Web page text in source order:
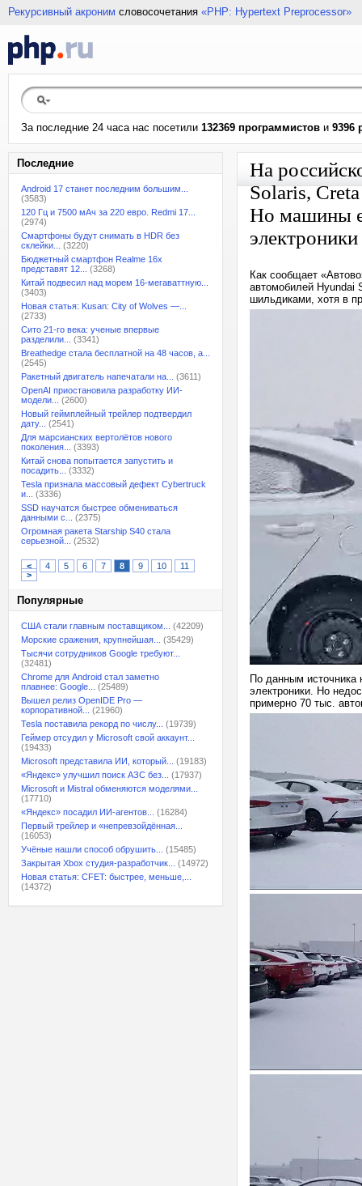
Рекурсивный акроним словосочетания «PHP: Hypertext Preprocessor»
За последние 24 часа нас посетили 132369 программистов и 9396
Последние
Android 17 станет последним большим...
(3583)
120 Гц и 7500 мАч за 220 евро. Redmi 17...
(2974)
Смартфоны будут снимать в HDR без
склейки...
(3220)
Бюджетный смартфон Realme 16x
представят 12...
(3268)
Китай подвесил над морем 16-мегаваттную...
(3403)
Новая статья: Kusan: City of Wolves —...
(2733)
Сито 21-го века: ученые впервые
разделили...
(3341)
Breathedge стала бесплатной на 48 часов, а...
(2545)
Ракетный двигатель напечатали на...
(3611)
OpenAI приостановила разработку ИИ-
модели...
(2600)
Новый геймплейный трейлер подтвердил
дату...
(2541)
Для марсианских вертолётов нового
поколения...
(3393)
Китай снова попытается запустить и
посадить...
(3332)
Tesla признала массовый дефект Cybertruck
и...
(3336)
SSD научатся быстрее обмениваться
данными с...
(2375)
Огромная ракета Starship S40 стала
серьезной...
(2532)
< 4 5 6 7 8 9 10
11
>
Популярные
США стали главным поставщиком...
(42209)
Морские сражения, крупнейшая...
(35429)
Тысячи сотрудников Google требуют...
(32481)
Chrome для Android стал заметно
плавнее: Google...
(25489)
Вышел релиз OpenIDE Pro —
корпоративной...
(21960)
Tesla поставила рекорд по числу...
(19739)
Геймер отсудил у Microsoft свой аккаунт...
(19433)
Microsoft представила ИИ, который...
(19183)
«Яндекс» улучшил поиск АЗС без...
(17937)
Microsoft и Mistral обменяются моделями...
(17710)
«Яндекс» посадил ИИ-агентов...
(16284)
Первый трейлер и «непревзойдённая...
(16053)
Учёные нашли способ обрушить...
(15485)
Закрытая Xbox студия-разработчик...
(14972)
Новая статья: CFET: быстрее, меньше,...
(14372)
На
Solaris,
Но машины
электроники
Как сообщает
автомобилей Hyundai
шильдиками, хотя в
По данным источника
электроники. Но
примерно 70 тыс.